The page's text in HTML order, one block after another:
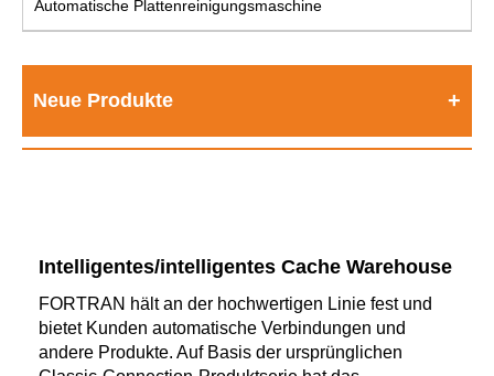
Automatische Plattenreinigungsmaschine
Neue Produkte
Intelligentes/intelligentes Cache Warehouse
FORTRAN hält an der hochwertigen Linie fest und
bietet Kunden automatische Verbindungen und
andere Produkte. Auf Basis der ursprünglichen